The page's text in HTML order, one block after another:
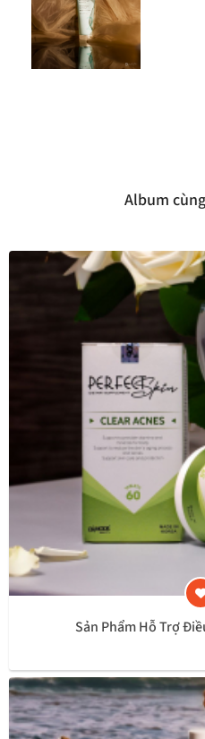
Album
Sản Phẩm Hỗ Trợ